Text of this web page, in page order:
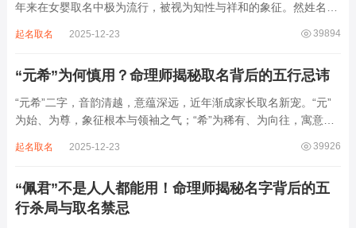
年来在女婴取名中极为流行，被视为知性与祥和的象征。然姓名命
象，实藏金水偏寒、火气受制之弊，若不顾八字强弱，盲目套用，
39894
起名取名 2025-12-23
“元希”为何慎用？命理师揭秘取名背后的五行忌讳
“元希”二字，音韵清越，意蕴深远，近年渐成家长取名新宠。“元”
为始、为尊，象征根本与领袖之气；“希”为稀有、为向往，寓意卓
象。然姓名非止文雅，实为命理气场之枢纽。一字之选，关乎运途
39926
起名取名 2025-12-23
“佩君”不是人人都能用！命理师揭秘名字背后的五
行杀局与取名禁忌